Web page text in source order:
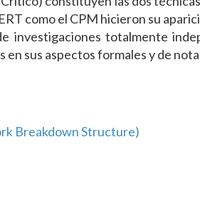
como el CPM hicieron su
investigaciones totalmente
sus aspectos formales y de
Breakdown Structure)